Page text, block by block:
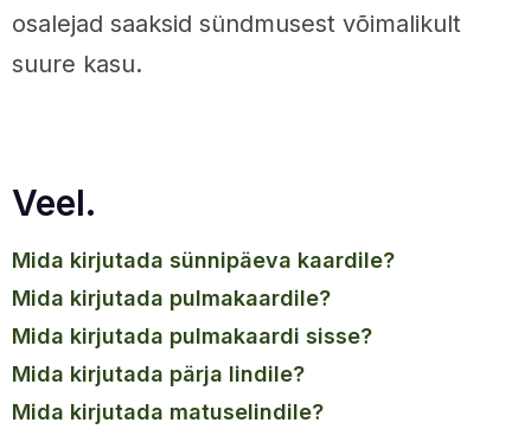
osalejad saaksid sündmusest võimalikult
suure kasu.
Veel.
mida kirjutada sünnipäeva kaardile?
mida kirjutada pulmakaardile?
mida kirjutada pulmakaardi sisse?
mida kirjutada pärja lindile?
mida kirjutada matuselindile?